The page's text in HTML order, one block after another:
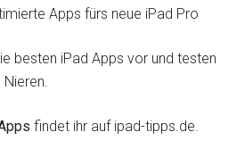
Apps fürs neue iPad Pro
besten iPad Apps vor und testen
Nieren.
findet ihr auf ipad-tipps.de.